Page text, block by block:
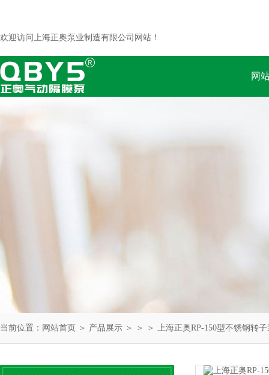
欢迎访问上海正奥泵业制造有限公司网站！
网
当前位置： 网站首页 ＞ 产品展示 ＞ ＞ ＞ 上海正奥RP-150型不锈钢转